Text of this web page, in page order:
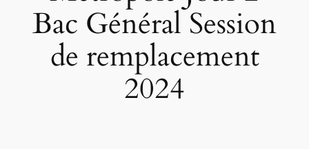
Bac Général Session
de remplacement
2024